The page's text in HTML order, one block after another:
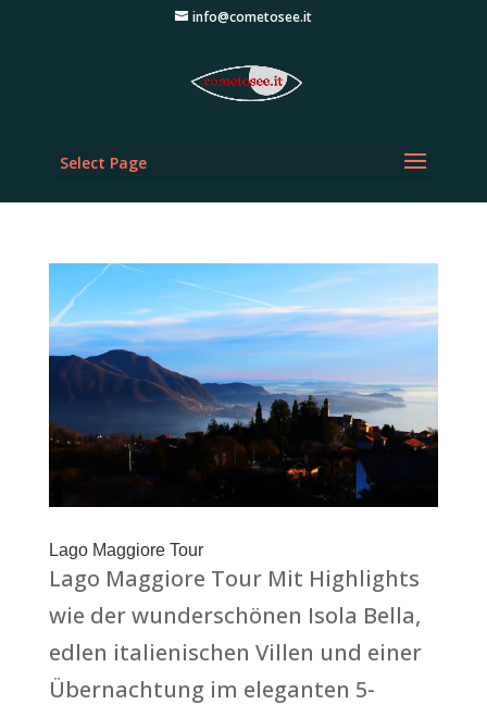
info@cometosee.it
Select Page
Lago Maggiore Tour
Lago Maggiore Tour Mit Highlights
wie der wunderschönen Isola Bella,
edlen italienischen Villen und einer
Übernachtung im eleganten 5-